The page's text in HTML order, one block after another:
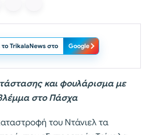
TrikalaNews στο Google
και φουλάρισμα με
στο Πάσχα
του Ντάνιελ τα